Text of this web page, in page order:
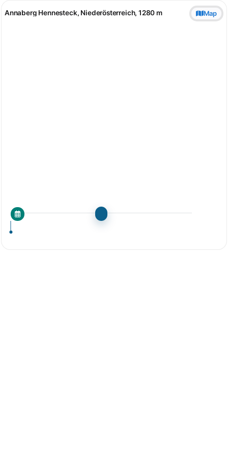
Annaberg Hennesteck, Niederösterreich, 1280 m Map